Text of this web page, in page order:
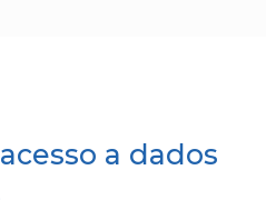
a dados